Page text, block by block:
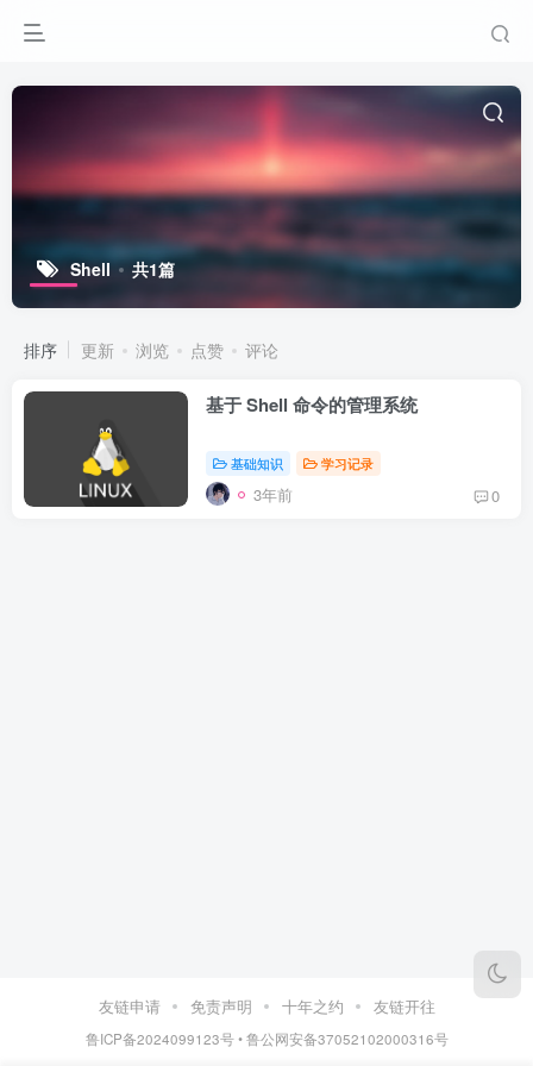
Shell 共1篇
排序 更新 浏览 点赞 评论
基于 Shell 命令的管理系统
基础知识 学习记录
3年前 0
友链申请 免责声明 十年之约 友链开往
鲁ICP备2024099123号•鲁公网安备37052102000316号